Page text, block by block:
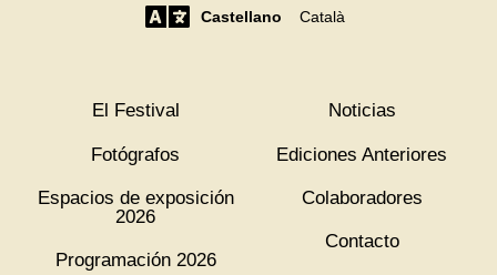
Castellano Català
El Festival
Fotógrafos
Espacios de exposición
2026
Programación 2026
Noticias
Ediciones Anteriores
Colaboradores
Contacto